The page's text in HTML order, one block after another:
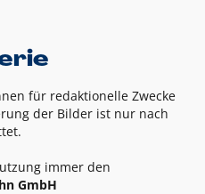
für redaktionelle Zwecke
der Bilder ist nur nach
immer den
GmbH